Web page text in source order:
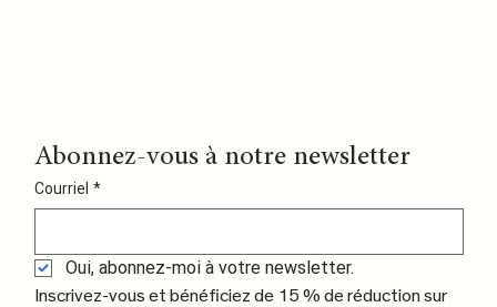
Abonnez-vous à notre newsletter
Courriel *
Oui, abonnez-moi à votre newsletter.
Inscrivez-vous et bénéficiez de 15 % de réduction sur